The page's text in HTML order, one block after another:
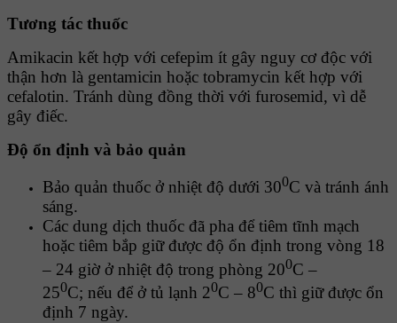
Tương tác thuốc
Amikacin kết hợp với cefepim ít gây nguy cơ độc với
thận hơn là gentamicin hoặc tobramycin kết hợp với
cefalotin. Tránh dùng đồng thời với furosemid, vì dễ
gây điếc.
Ðộ ổn định và bảo quản
Bảo quản thuốc ở nhiệt độ dưới 300C và tránh ánh
sáng.
Các dung dịch thuốc đã pha để tiêm tĩnh mạch
hoặc tiêm bắp giữ được độ ổn định trong vòng 18
– 24 giờ ở nhiệt độ trong phòng 200C –
250C; nếu để ở tủ lạnh 20C – 80C thì giữ được ổn
định 7 ngày.